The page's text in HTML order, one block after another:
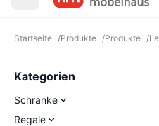
Startseite /Produkte /Produkte /
Kategorien
Schränke
Regale